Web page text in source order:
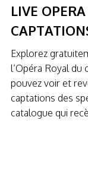
LIVE
Explorez
l’Opéra Royal du
pouvez voir et
captations des
catalogue qui